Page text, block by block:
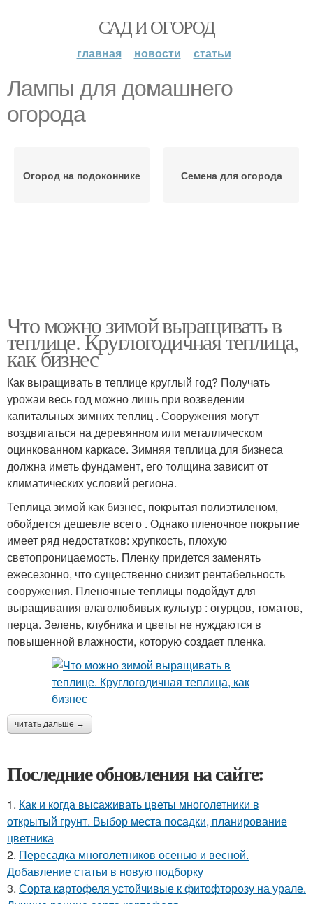
САД И ОГОРОД
главная новости статьи
Лампы для домашнего
огорода
Огород на подоконнике Семена для огорода
Что можно зимой выращивать в
теплице. Круглогодичная теплица,
как бизнес
Как выращивать в теплице круглый год? Получать
урожаи весь год можно лишь при возведении
капитальных зимних теплиц . Сооружения могут
воздвигаться на деревянном или металлическом
оцинкованном каркасе. Зимняя теплица для бизнеса
должна иметь фундамент, его толщина зависит от
климатических условий региона.
Теплица зимой как бизнес, покрытая полиэтиленом,
обойдется дешевле всего . Однако пленочное покрытие
имеет ряд недостатков: хрупкость, плохую
светопроницаемость. Пленку придется заменять
ежесезонно, что существенно снизит рентабельность
сооружения. Пленочные теплицы подойдут для
выращивания влаголюбивых культур : огурцов, томатов,
перца. Зелень, клубника и цветы не нуждаются в
повышенной влажности, которую создает пленка.
читать дальше →
Последние обновления на сайте:
1. Как и когда высаживать цветы многолетники в
открытый грунт. Выбор места посадки, планирование
цветника
2. Пересадка многолетников осенью и весной.
Добавление статьи в новую подборку
3. Сорта картофеля устойчивые к фитофторозу на урале.